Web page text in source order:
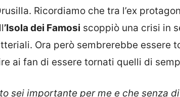
Ricordiamo che tra l’ex
’Isola dei Famosi scoppiò una crisi in
Ora però sembrerebbe essere
ai fan di essere tornati quelli di
sei importante per me e che senza